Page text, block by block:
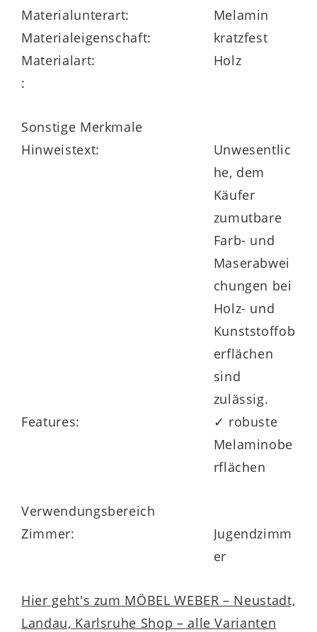
Materialunterart:
Melamin
Materialeigenschaft:
kratzfest
Materialart:
Holz
:
Sonstige Merkmale
Hinweistext:
Unwesentlic
he, dem
Käufer
zumutbare
Farb- und
Maserabwei
chungen bei
Holz- und
Kunststoffob
erflächen
sind
zulässig.
Features:
✓ robuste
Melaminobe
rflächen
Verwendungsbereich
Zimmer:
Jugendzimm
er
Hier geht's zum MÖBEL WEBER – Neustadt,
Landau, Karlsruhe Shop – alle Varianten